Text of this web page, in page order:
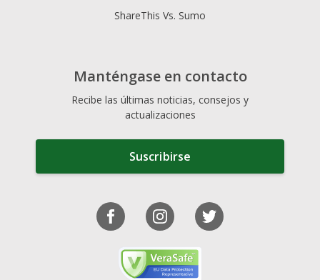
ShareThis Vs. Sumo
Manténgase en contacto
Recibe las últimas noticias, consejos y
actualizaciones
Suscribirse